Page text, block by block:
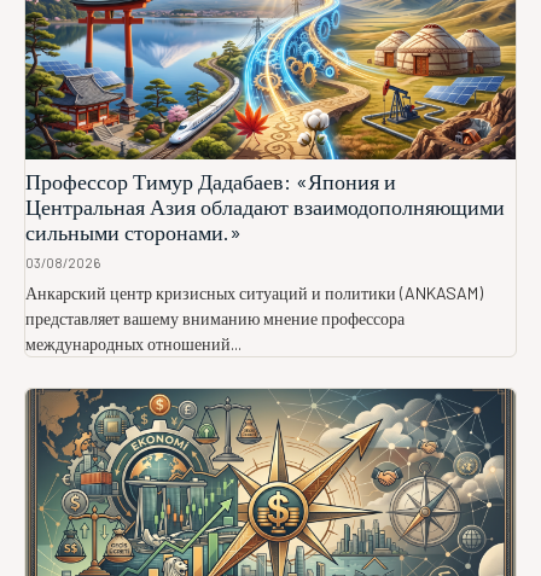
Профессор Тимур Дадабаев: «Япония и
Центральная Азия обладают взаимодополняющими
сильными сторонами.»
03/08/2026
Анкарский центр кризисных ситуаций и политики (ANKASAM)
представляет вашему вниманию мнение профессора
международных отношений...